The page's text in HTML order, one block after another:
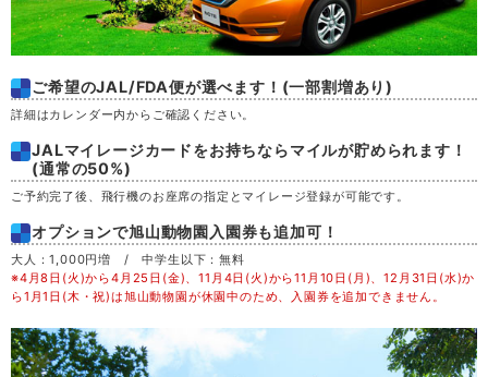
木 27
金 28
土 29
月 31
ご希望のJAL/FDA便が選べます！(一部割増あり)
詳細はカレンダー内からご確認ください。
JALマイレージカードをお持ちならマイルが貯められます！
(通常の50%)
ご予約完了後、飛行機のお座席の指定とマイレージ登録が可能です。
オプションで旭山動物園入園券も追加可！
大人：1,000円増 / 中学生以下：無料
※4月8日(火)から4月25日(金)、11月4日(火)から11月10日(月)、12月31日(水)か
ら1月1日(木・祝)は旭山動物園が休園中のため、入園券を追加できません。